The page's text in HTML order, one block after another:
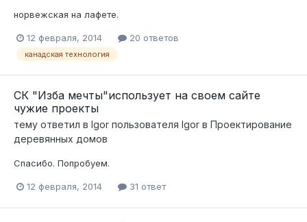
норвежская на лафете.
12 февраля, 2014 20 ответов
канадская технология
СК "Изба мечты"использует на своем сайте
чужие проекты
тему ответил в Igor пользователя Igor в Проектирование
деревянных домов
Спасибо. Попробуем.
12 февраля, 2014 31 ответ